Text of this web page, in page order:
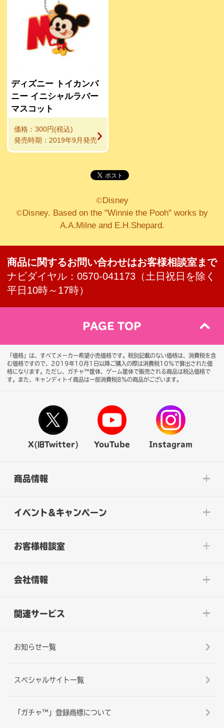
ディズニー トイカンパ
ニー イニシャルラバー
マスコット
価格：300円(税込)
発売時期：2019年9月発売
©Disney
©Disney. Based on the "Winnie the Pooh" works by
A.A.Milne and E.H.Shepard.
商品に関するお問い合わせはお客様相談室まで
ナビダイヤル：0570-041173（土日祝日を除く
平日10時～17時）
PAGE TOP
「価格」は、すべてメーカー希望小売価格です。税別記載のない価格は、消費税を含
む価格ですので、2019年10月1日以降ご購入の際は消費税10％で算出された価
格になります。 ただし、ガチャ™筐体、ゲーム筐体で販売される商品は税込価格で
す。また、キャンディトイ商品は一部消費税8％の商品がございます。
X(旧Twitter) YouTube Instagram
商品情報
イベント&キャンペーン
お客様相談室
会社情報
関連サービス
お知らせ一覧
スペシャルサイト一覧
「ガチャ™」登録商標について